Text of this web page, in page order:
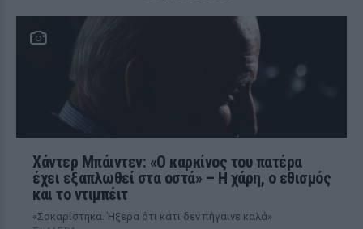
Χάντερ Μπάιντεν: «Ο καρκίνος του πατέρα
έχει εξαπλωθεί στα οστά» – Η χάρη, ο εθισμός
και το ντιμπέιτ
«Σοκαρίστηκα. Ήξερα ότι κάτι δεν πήγαινε καλά»